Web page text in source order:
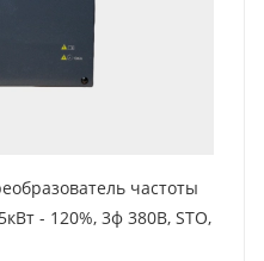
частоты
- 120%, 3ф 380В, STO,